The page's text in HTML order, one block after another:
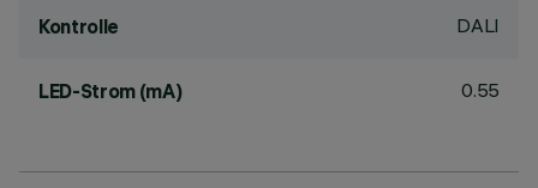
Kontrolle DALI
LED-Strom (mA) 0.55